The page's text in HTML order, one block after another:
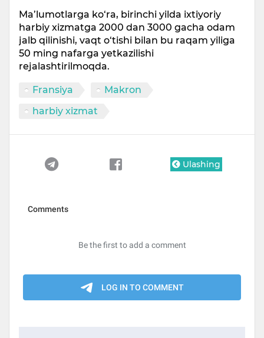
Ma’lumotlarga ko‘ra, birinchi yilda ixtiyoriy
harbiy xizmatga 2000 dan 3000 gacha odam
jalb qilinishi, vaqt o‘tishi bilan bu raqam yiliga
50 ming nafarga yetkazilishi
rejalashtirilmoqda.
Fransiya
Makron
harbiy xizmat
Ulashing